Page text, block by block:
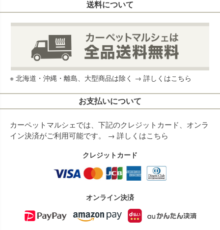
送料について
※ 北海道・沖縄・離島、大型商品は除く → 詳しくはこちら
お支払いについて
カーペットマルシェでは、下記のクレジットカード、オンラ
イン決済がご利用可能です。 → 詳しくはこちら
クレジットカード
オンライン決済